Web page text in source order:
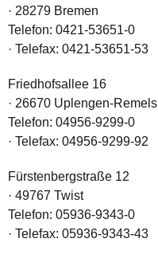
· 28279 Bremen
Telefon: 0421-53651-0
· Telefax: 0421-53651-53
Friedhofsallee 16
· 26670 Uplengen-Remels
Telefon: 04956-9299-0
· Telefax: 04956-9299-92
Fürstenbergstraße 12
· 49767 Twist
Telefon: 05936-9343-0
· Telefax: 05936-9343-43